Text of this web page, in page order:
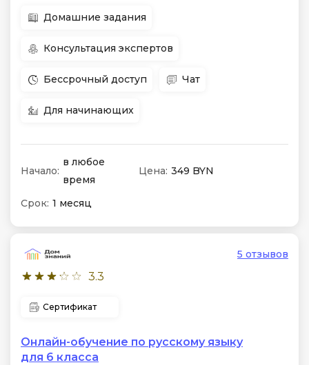
Домашние задания
Консультация экспертов
Бессрочный доступ Чат
Для начинающих
Начало:
в любое
время
Цена: 349 BYN
Срок: 1 месяц
3.3
5 отзывов
Сертификат
Онлайн-обучение по русскому языку
для 6 класса